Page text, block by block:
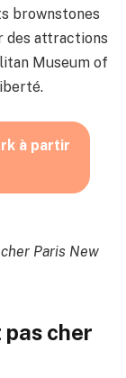
brownstones
des attractions
Museum of
à partir
Paris New
pas cher